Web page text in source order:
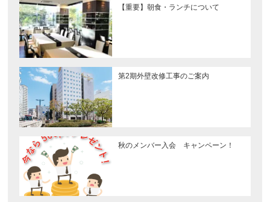
【重要】朝食・ランチについて
第2期外壁改修工事のご案内
秋のメンバー入会 キャンペーン！